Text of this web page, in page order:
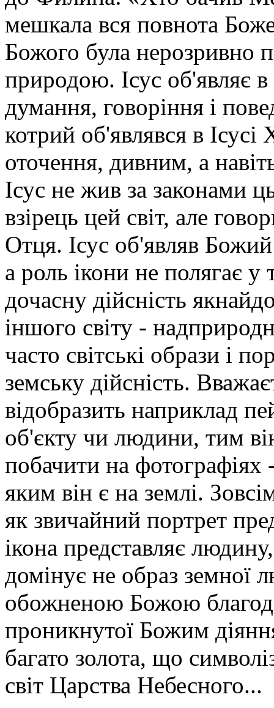
мешкала вся повнота
Божого була нерозривно
природою. Ісус об'являє
думання, говоріння і
котрий об'являвся в
оточення, дивним, а
Ісус не жив за законами
взірець цей світ, але
Отця. Ісус об'являв Божий
а роль ікони не полягає
дочасну дійсність
іншого світу -
часто світські образи і
земську дійсність.
відобразить наприклад
об'єкту чи людини, тим
побачити на фотографіях
яким він є на землі.
як звичайний портрет
ікона представляє
домінує не образ земної
обожненою Божою
проникнутої Божим
багато золота, що
світ Царства Небесного...